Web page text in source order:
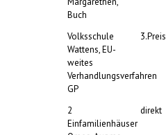
Buch
Volksschule
Wattens, EU-
weites
Verhandlungsverfahren
GP
3.Preis
2
Einfamilienhäuser
direkt